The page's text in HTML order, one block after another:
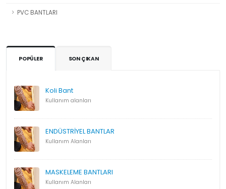
PVC BANTLARI
POPÜLER SON ÇIKAN
Koli Bant
Kullanım alanları
ENDÜSTRİYEL BANTLAR
Kullanım Alanları
MASKELEME BANTLARI
Kullanım Alanları